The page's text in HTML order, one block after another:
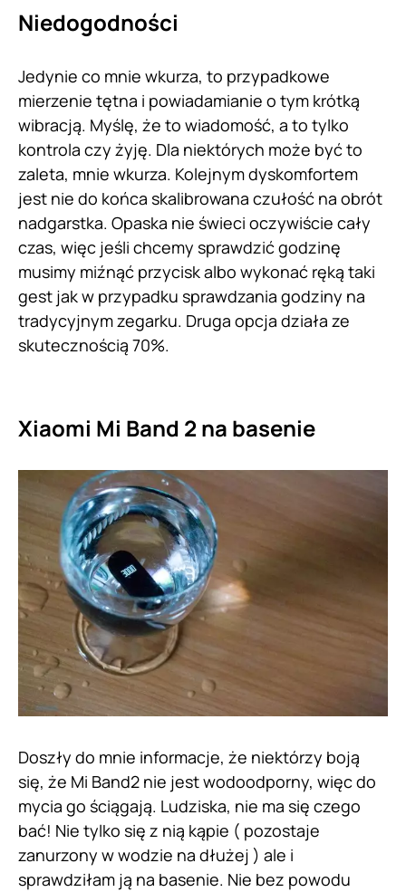
Niedogodności
Jedynie co mnie wkurza, to przypadkowe
mierzenie tętna i powiadamianie o tym krótką
wibracją. Myślę, że to wiadomość, a to tylko
kontrola czy żyję. Dla niektórych może być to
zaleta, mnie wkurza. Kolejnym dyskomfortem
jest nie do końca skalibrowana czułość na obrót
nadgarstka. Opaska nie świeci oczywiście cały
czas, więc jeśli chcemy sprawdzić godzinę
musimy miźnąć przycisk albo wykonać ręką taki
gest jak w przypadku sprawdzania godziny na
tradycyjnym zegarku. Druga opcja działa ze
skutecznością 70%.
Xiaomi Mi Band 2 na basenie
Doszły do mnie informacje, że niektórzy boją
się, że Mi Band2 nie jest wodoodporny, więc do
mycia go ściągają. Ludziska, nie ma się czego
bać! Nie tylko się z nią kąpie ( pozostaje
zanurzony w wodzie na dłużej ) ale i
sprawdziłam ją na basenie. Nie bez powodu